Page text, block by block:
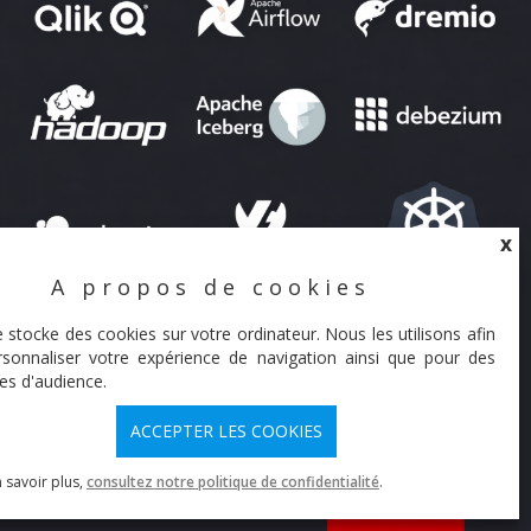
X
A propos de cookies
stocke des cookies sur votre ordinateur. Nous les utilisons afin
votre expérience de navigation ainsi que pour des
d'audience.
ACCEPTER LES COOKIES
savoir plus, consultez notre politique de confidentialité.
NOUS CONTACTER